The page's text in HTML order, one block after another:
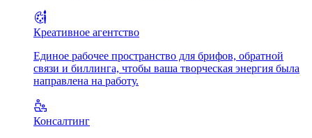
Креативное агентство
Единое рабочее пространство для брифов, обратной
связи и биллинга, чтобы ваша творческая энергия была
направлена на работу.
Консалтинг